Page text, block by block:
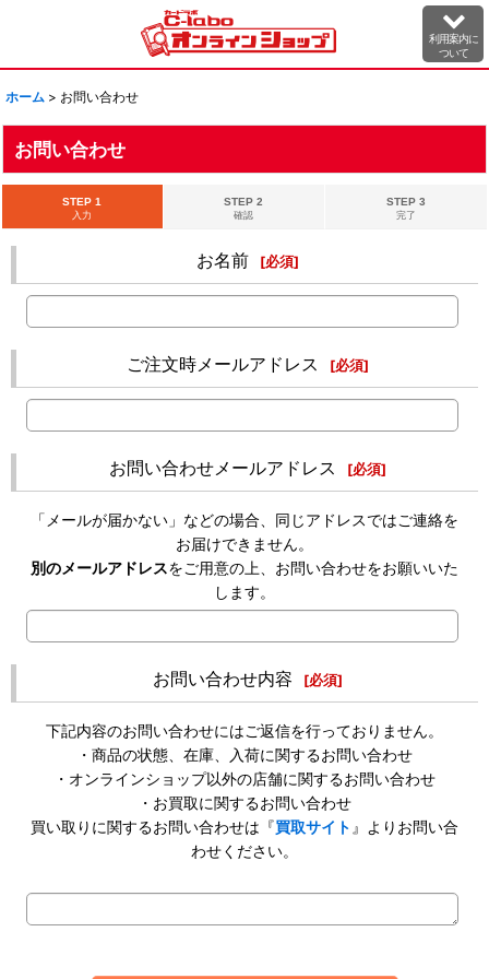
利用案内に
ついて
ホーム > お問い合わせ
お問い合わせ
STEP 1
入力
STEP 2
確認
STEP 3
完了
お名前 [必須]
ご注文時メールアドレス [必須]
お問い合わせメールアドレス [必須]
「メールが届かない」などの場合、同じアドレスではご連絡を
お届けできません。
別のメールアドレスをご用意の上、お問い合わせをお願いいた
します。
お問い合わせ内容 [必須]
下記内容のお問い合わせにはご返信を行っておりません。
・商品の状態、在庫、入荷に関するお問い合わせ
・オンラインショップ以外の店舗に関するお問い合わせ
・お買取に関するお問い合わせ
買い取りに関するお問い合わせは『買取サイト 』よりお問い合
わせください。